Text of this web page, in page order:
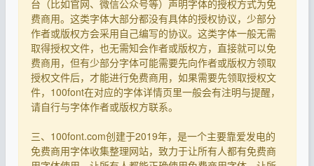
台（比如官网、微信公众号等）声明字体的授权方式为免
费商用。这类字体大部分都没有具体的授权协议，少部分
作者或版权方会采用自己编写的协议。这类字体一般无需
取得授权文件，也无需知会作者或版权方，直接就可以免
费商用，但有少部分字体可能需要先向作者或版权方领取
授权文件后，才能进行免费商用，如果需要先领取授权文
件，100font在对应的字体详情页里一般会有注明与提醒，
请自行与字体作者或版权方联系。
三、100font.com创建于2019年，是一个主要靠爱发电的
免费商用字体收集整理网站，致力于让所有人都有免费商